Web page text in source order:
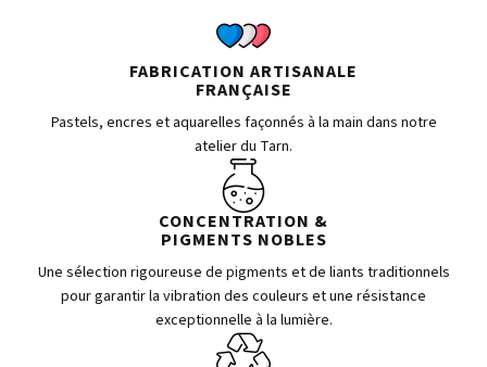
FABRICATION ARTISANALE
FRANÇAISE
Pastels, encres et aquarelles façonnés à la main dans notre
atelier du Tarn.
CONCENTRATION &
PIGMENTS NOBLES
Une sélection rigoureuse de pigments et de liants traditionnels
pour garantir la vibration des couleurs et une résistance
exceptionnelle à la lumière.